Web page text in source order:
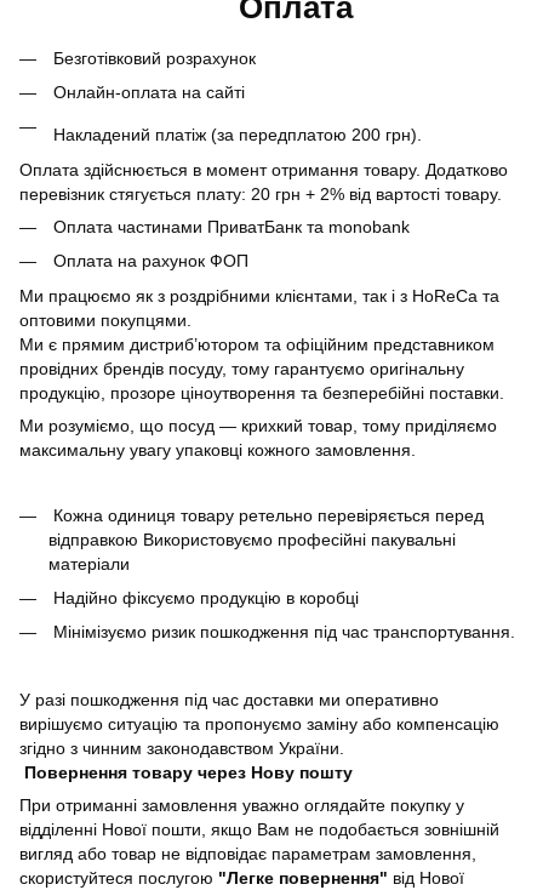
Безготівковий розрахунок
Онлайн-оплата на сайті
Накладений платіж (за передплатою 200 грн).
Оплата здійснюється в момент отримання товару. Додатково
перевізник стягується плату: 20 грн + 2% від вартості товару.
Оплата частинами ПриватБанк та monobank
Оплата на рахунок ФОП
Ми працюємо як з роздрібними клієнтами, так і з HoReCa та
оптовими покупцями.
Ми є прямим дистриб’ютором та офіційним представником
провідних брендів посуду, тому гарантуємо оригінальну
продукцію, прозоре ціноутворення та безперебійні поставки.
Ми розуміємо, що посуд — крихкий товар, тому приділяємо
максимальну увагу упаковці кожного замовлення.
Кожна одиниця товару ретельно перевіряється перед
відправкою Використовуємо професійні пакувальні
матеріали
Надійно фіксуємо продукцію в коробці
Мінімізуємо ризик пошкодження під час транспортування.
У разі пошкодження під час доставки ми оперативно
вирішуємо ситуацію та пропонуємо заміну або компенсацію
згідно з чинним законодавством України.
Повернення товару через Нову пошту
При отриманні замовлення уважно оглядайте покупку у
відділенні Нової пошти, якщо Вам не подобається зовнішній
вигляд або товар не відповідає параметрам замовлення,
скористуйтеся послугою "Легке повернення" від Нової